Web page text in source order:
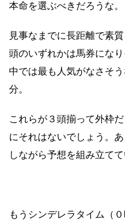
本命を選ぶべきだろうな。
見事なまでに長距離で素
頭のいずれかは馬券にな
中では最も人気がなさそ
分。
これらが３頭揃って外枠
にそれはないでしょう。
しながら予想を組み立てて
もうシンデレラタイム（